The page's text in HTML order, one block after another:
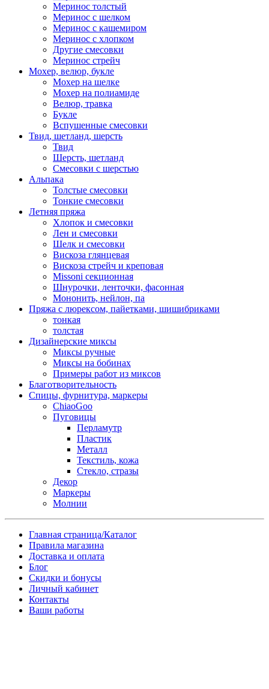
Меринос толстый
Меринос с шелком
Меринос с кашемиром
Меринос с хлопком
Другие смесовки
Меринос стрейч
Мохер, велюр, букле
Мохер на шелке
Мохер на полиамиде
Велюр, травка
Букле
Вспушенные смесовки
Твид, шетланд, шерсть
Твид
Шерсть, шетланд
Смесовки с шерстью
Альпака
Толстые смесовки
Тонкие смесовки
Летняя пряжа
Хлопок и смесовки
Лен и смесовки
Шелк и смесовки
Вискоза глянцевая
Вискоза стрейч и креповая
Missoni секционная
Шнурочки, ленточки, фасонная
Мононить, нейлон, па
Пряжа с люрексом, пайетками, шишибриками
тонкая
толстая
Дизайнерские миксы
Миксы ручные
Миксы на бобинах
Примеры работ из миксов
Благотворительность
Спицы, фурнитура, маркеры
ChiaoGoo
Пуговицы
Перламутр
Пластик
Металл
Текстиль, кожа
Стекло, стразы
Декор
Маркеры
Молнии
Главная страница/Каталог
Правила магазина
Доставка и оплата
Блог
Скидки и бонусы
Личный кабинет
Контакты
Ваши работы